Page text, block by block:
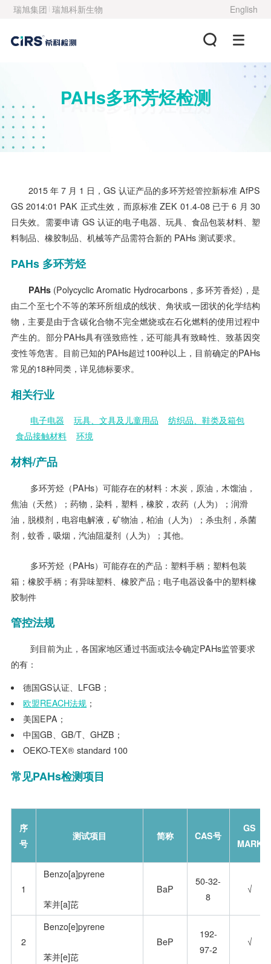
瑞旭集团 瑞旭科新生物 English
PAHs多环芳烃检测
PAHs多环芳烃检测
2015 年 7 月 1 日，GS 认证产品的多环芳烃管控新标准 AfPS
GS 2014:01 PAK 正式生效，而原标准 ZEK 01.4-08 已于 6 月 30
日失效。需要申请 GS 认证的电子电器、玩具、食品包装材料、塑
料制品、橡胶制品、机械等产品需符合新的 PAHs 测试要求。
PAHs 多环芳烃
PAHs(Polycyclic Aromatic Hydrocarbons，多环芳香烃)，是
由二个至七个不等的苯环所组成的线状、角状或一团状的化学结构
物，主要是由于含碳化合物不完全燃烧或在石化燃料的使用过程中
产生的。部分PAHs具有强致癌性，还可能具有致畸性、致基因突
变性等危害。目前已知的PAHs超过100种以上，目前确定的PAHs
常见的18种同类，详见德标要求。
相关行业
电子电器 玩具、文具及儿童用品
纺织品、鞋类及箱包
食品接触材料
环境
材料/产品
多环芳烃（PAHs）可能存在的材料：木炭，原油，木馏油，
焦油（天然）；药物，染料，塑料，橡胶，农药（人为）；润滑
油，脱模剂，电容电解液，矿物油，柏油（人为）；杀虫剂，杀菌
剂，蚊香，吸烟，汽油阻凝剂（人为）；其他。
多环芳烃（PAHs）可能存在的产品：塑料手柄；塑料包装
箱；橡胶手柄；有异味塑料、橡胶产品；电子电器设备中的塑料橡
胶制件
管控法规
到目前为止，各国家地区通过书面或法令确定PAHs监管要求
的有：
德国GS认证、LFGB；
欧盟REACH法规 ；
美国EPA；
中国GB、GB/T、GHZB；
OEKO-TEX® standard 100
常见PAHs检测项目
序
号
测试项目 简称 CAS号
GS
MARK
1
Benzo[a]pyrene
苯并[a]芘
BaP
50-32-
8
√
2
Benzo[e]pyrene
苯并[e]芘
BeP
192-
97-2
√